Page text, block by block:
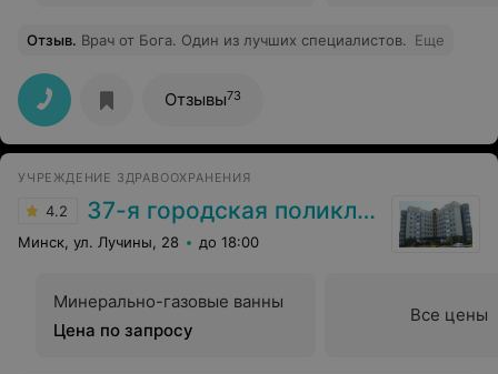
Отзыв. Врач от Бога. Один из лучших специалистов. Еще
Отзывы73
УЧРЕЖДЕНИЕ ЗДРАВООХРАНЕНИЯ
4.2 37-я городская поликлиника
Минск, ул. Лучины, 28 до 18:00
Минерально-газовые ванны
Цена по запросу
Все цены